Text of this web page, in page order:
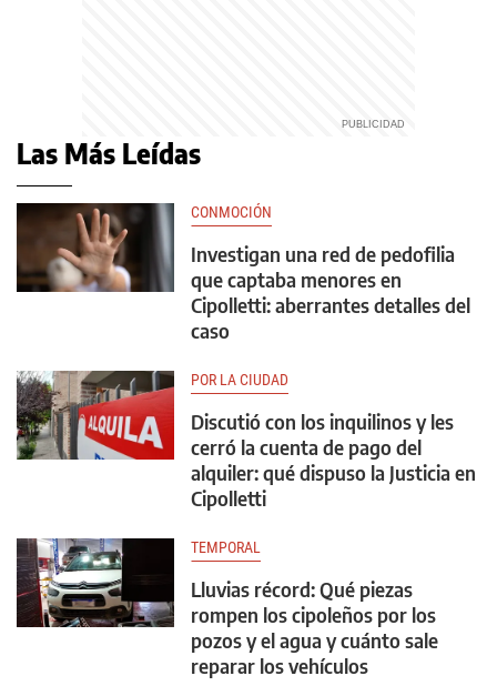
Las Más Leídas
CONMOCIÓN
Investigan una red de pedofilia
que captaba menores en
Cipolletti: aberrantes detalles del
caso
POR LA CIUDAD
Discutió con los inquilinos y les
cerró la cuenta de pago del
alquiler: qué dispuso la Justicia en
Cipolletti
TEMPORAL
Lluvias récord: Qué piezas
rompen los cipoleños por los
pozos y el agua y cuánto sale
reparar los vehículos